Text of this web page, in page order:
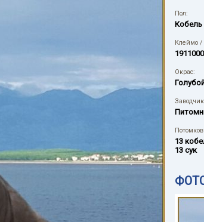
Пол:
Кобель
Клеймо
Окрас:
13
13 сук